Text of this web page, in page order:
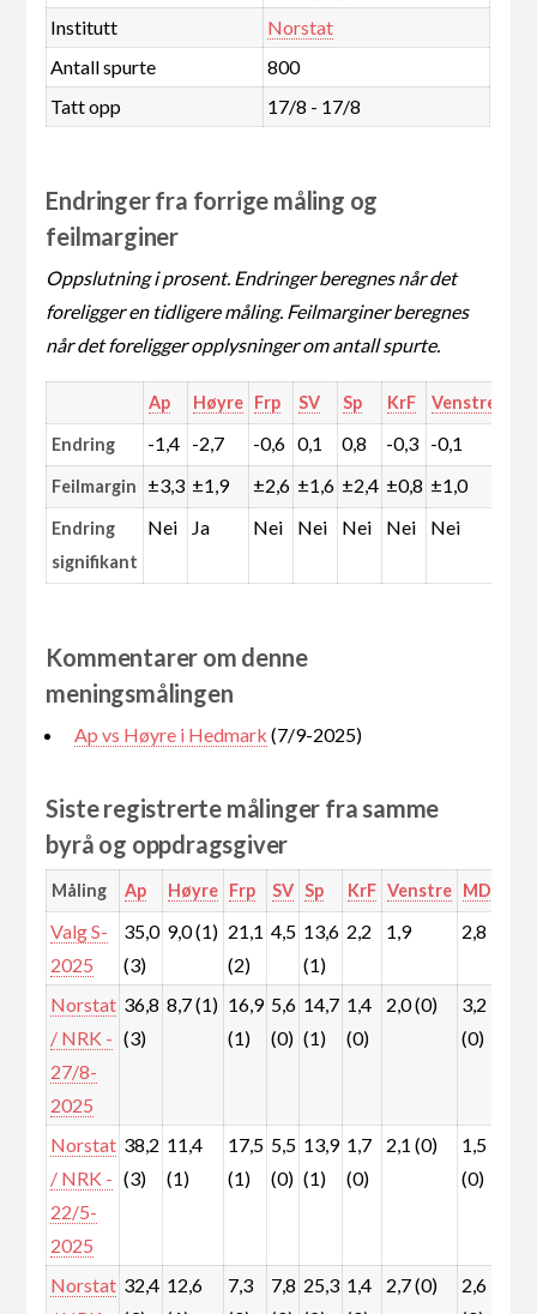
Institutt
Norstat
Antall spurte
800
Tatt opp
17/8 - 17/8
Endringer fra forrige måling og
feilmarginer
Oppslutning i prosent. Endringer beregnes når det
foreligger en tidligere måling. Feilmarginer beregnes
når det foreligger opplysninger om antall spurte.
Ap Høyre Frp SV Sp KrF Venstre
Endring -1,4 -2,7 -0,6 0,1 0,8 -0,3 -0,1
Feilmargin ±3,3 ±1,9 ±2,6 ±1,6 ±2,4 ±0,8 ±1,0
Endring
signifikant
Nei Ja Nei Nei Nei Nei Nei
Kommentarer om denne
meningsmålingen
Ap vs Høyre i Hedmark (7/9-2025)
Siste registrerte målinger fra samme
byrå og oppdragsgiver
Måling Ap Høyre Frp SV Sp KrF Venstre MDG
Valg S-
2025
35,0
(3)
9,0 (1) 21,1
(2)
4,5 13,6
(1)
2,2 1,9 2,8
Norstat
/ NRK -
27/8-
2025
36,8
(3)
8,7 (1) 16,9
(1)
5,6
(0)
14,7
(1)
1,4
(0)
2,0 (0)
3,2
(0)
Norstat
/ NRK -
22/5-
2025
38,2
(3)
11,4
(1)
17,5
(1)
5,5
(0)
13,9
(1)
1,7
(0)
2,1 (0)
1,5
(0)
Norstat 32,4 12,6
7,3
7,8 25,3 1,4
2,7 (0)
2,6